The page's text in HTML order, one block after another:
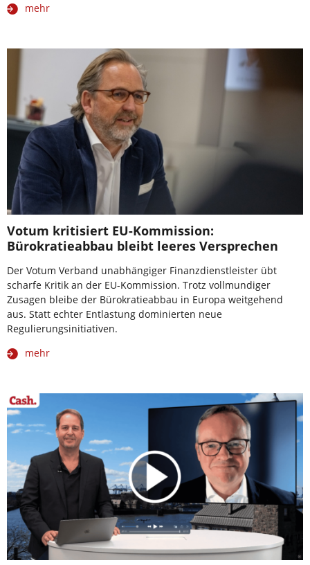
mehr
Votum kritisiert EU-Kommission:
Bürokratieabbau bleibt leeres Versprechen
Der Votum Verband unabhängiger Finanzdienstleister übt
scharfe Kritik an der EU-Kommission. Trotz vollmundiger
Zusagen bleibe der Bürokratieabbau in Europa weitgehend
aus. Statt echter Entlastung dominierten neue
Regulierungsinitiativen.
mehr